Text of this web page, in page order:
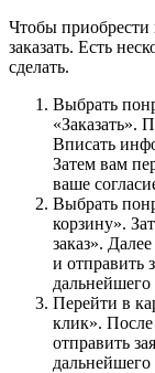
Чтобы приобрести
заказать. Есть
сделать.
Выбрать
«Заказать».
Вписать
Затем вам
ваше
Выбрать
корзину».
заказ».
и отправить
Перейти в
клик».
отправить